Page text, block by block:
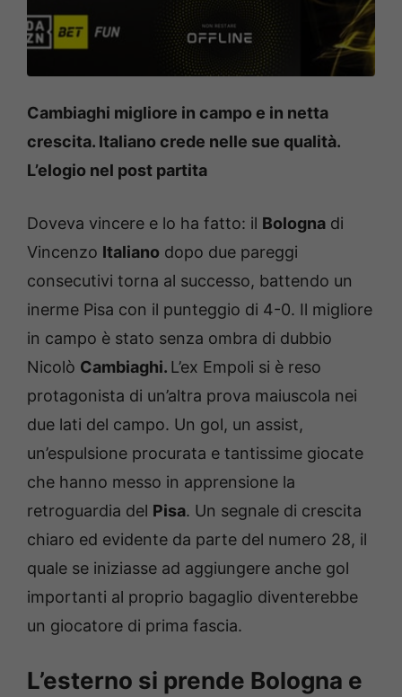
Cambiaghi migliore in campo e in netta
crescita. Italiano crede nelle sue qualità.
L’elogio nel post partita
Doveva vincere e lo ha fatto: il Bologna di
Vincenzo Italiano dopo due pareggi
consecutivi torna al successo, battendo un
inerme Pisa con il punteggio di 4-0. Il migliore
in campo è stato senza ombra di dubbio
Nicolò Cambiaghi. L’ex Empoli si è reso
protagonista di un’altra prova maiuscola nei
due lati del campo. Un gol, un assist,
un’espulsione procurata e tantissime giocate
che hanno messo in apprensione la
retroguardia del Pisa. Un segnale di crescita
chiaro ed evidente da parte del numero 28, il
quale se iniziasse ad aggiungere anche gol
importanti al proprio bagaglio diventerebbe
un giocatore di prima fascia.
L’esterno si prende Bologna e